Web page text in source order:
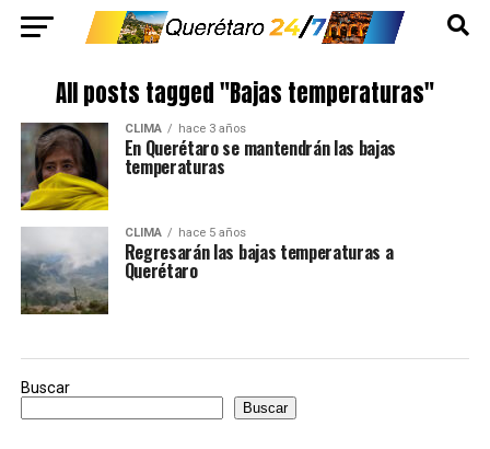
All posts tagged "Bajas temperaturas"
CLIMA hace 3 años
En Querétaro se mantendrán las bajas
temperaturas
CLIMA hace 5 años
Regresarán las bajas temperaturas a
Querétaro
Buscar
Buscar